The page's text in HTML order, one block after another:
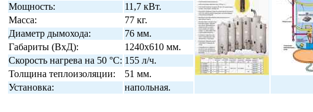
Мощность:
11,7 кВт.
Масса:
77 кг.
Диаметр дымохода:
76 мм.
Габариты (ВхД):
1240x610 мм.
Скорость нагрева на 50 °С: 155 л/ч.
Толщина теплоизоляции:
51 мм.
Установка:
напольная.